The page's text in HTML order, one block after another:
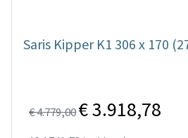
Saris Kipper K1 306 x 170
€ 4.779,00€ 3.918,78